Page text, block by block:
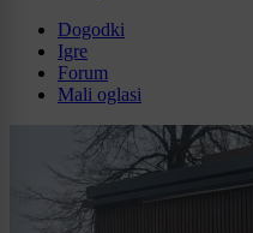
Dogodki
Igre
Forum
Mali oglasi